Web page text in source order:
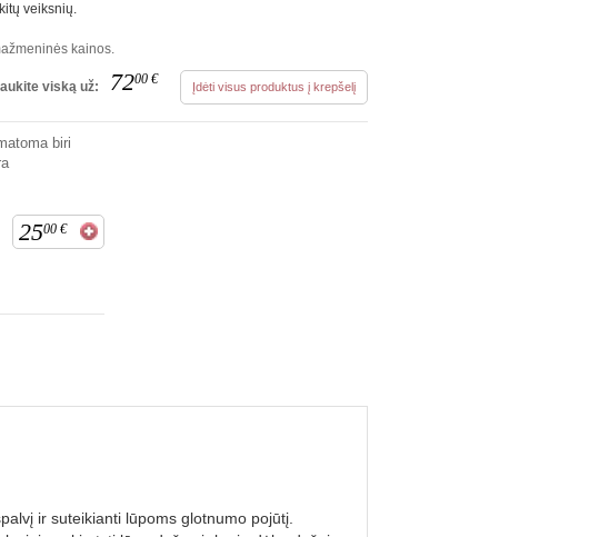
veiksnių.
kainos.
viską už: 7200 € Įdėti visus produktus į krepšelį
biri
2500 €
ir suteikianti lūpoms glotnumo pojūtį.